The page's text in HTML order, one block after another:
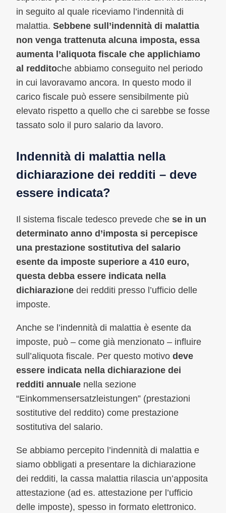
in seguito al quale riceviamo l’indennità di
malattia. Sebbene sull’indennità di malattia
non venga trattenuta alcuna imposta, essa
aumenta l’aliquota fiscale che applichiamo
al redditoche abbiamo conseguito nel periodo
in cui lavoravamo ancora. In questo modo il
carico fiscale può essere sensibilmente più
elevato rispetto a quello che ci sarebbe se fosse
tassato solo il puro salario da lavoro.
Indennità di malattia nella
dichiarazione dei redditi – deve
essere indicata?
Il sistema fiscale tedesco prevede che se in un
determinato anno d’imposta si percepisce
una prestazione sostitutiva del salario
esente da imposte superiore a 410 euro,
questa debba essere indicata nella
dichiarazione dei redditi presso l’ufficio delle
imposte.
Anche se l’indennità di malattia è esente da
imposte, può – come già menzionato – influire
sull’aliquota fiscale. Per questo motivo deve
essere indicata nella dichiarazione dei
redditi annuale nella sezione
“Einkommensersatzleistungen” (prestazioni
sostitutive del reddito) come prestazione
sostitutiva del salario.
Se abbiamo percepito l’indennità di malattia e
siamo obbligati a presentare la dichiarazione
dei redditi, la cassa malattia rilascia un’apposita
attestazione (ad es. attestazione per l’ufficio
delle imposte), spesso in formato elettronico.